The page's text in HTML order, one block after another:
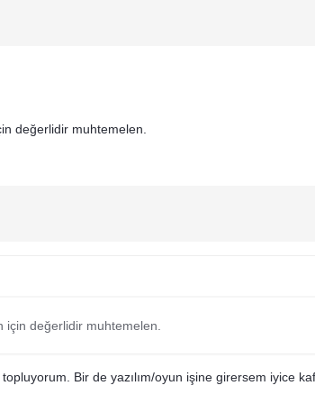
değerlidir muhtemelen.
için değerlidir muhtemelen.
Bir de yazılım/oyun işine girersem iyice